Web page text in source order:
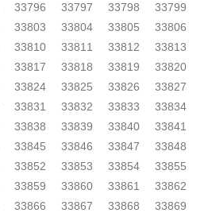
33796 33797 33798
33799
33803 33804 33805
33806
33810 33811 33812
33813
33817 33818 33819
33820
33824 33825 33826
33827
33831 33832 33833
33834
33838 33839 33840
33841
33845 33846 33847
33848
33852 33853 33854
33855
33859 33860 33861
33862
33866 33867 33868
33869